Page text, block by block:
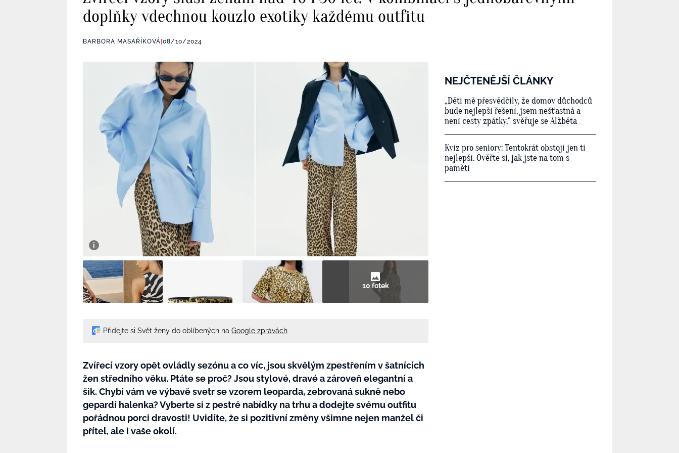
doplňky vdechnou kouzlo exotiky každému outfitu
BARBORA MASAŘÍKOVÁ 08/10/2024
10 fotek
Přidejte si Svět ženy do oblíbených na Google zprávách
Zvířecí vzory opět ovládly sezónu a co víc, jsou skvělým zpestřením v šatnících
žen středního věku. Ptáte se proč? Jsou stylové, dravé a zároveň elegantní a
šik. Chybí vám ve výbavě svetr se vzorem leoparda, zebrovaná sukně nebo
gepardí halenka? Vyberte si z pestré nabídky na trhu a dodejte svému outfitu
pořádnou porci dravosti! Uvidíte, že si pozitivní změny všimne nejen manžel či
přítel, ale i vaše okolí.
NEJČTENĚJŠÍ ČLÁNKY
„Děti mě přesvědčily, že domov důchodců
bude nejlepší řešení, jsem nešťastná a
není cesty zpátky,“ svěřuje se Alžběta
Kvíz pro seniory: Tentokrát obstojí jen ti
nejlepší. Ověřte si, jak jste na tom s
pamětí